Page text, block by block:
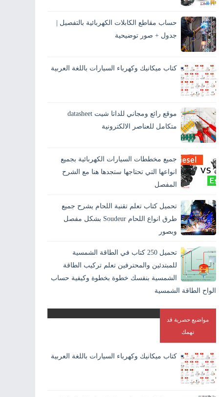
الخاصة بالسيارة، وقد يحدث عطلٍ ما أثناء الطريق
وتكو...
حساب مقاطع الكابلات الكهربائية بالتفصيل |
جدول + صور توضيحية
المنازل أو الكهرباء الصناعية. اختيار مقطع كابل
كتاب ميكانيك وكهرباء السيارات باللغة العربية
موقع رائع ومجاني للداتا شيت datasheet
متكامل للعناصر الالكترونية
جميع مخططات السيارات الكهربائية بجميع
انواعها التي تحتاجها ستجدها هنا مع الشرح
المفصل
تحميل كتاب تعلم تقنية اللحام يشرح جميع
طرق انواع اللحام Soudeur بشكل مفصل
وبصور
المواد والمعادن في بعضها بشكل دائم. و هو الطريقة الوحيدة
المستقرة لاندم...
تحميل 250 كتاب في الطاقة الشمسية
للمبتدئين والمحترفين تعلم تركيب الطاقة
الشمسية بنفسك خطوة بخطوة وكيفية حساب
الواح الطاقة الشمسية
مواضيع حصرية قد
تهمك
كتاب ميكانيك وكهرباء السيارات باللغة العربية